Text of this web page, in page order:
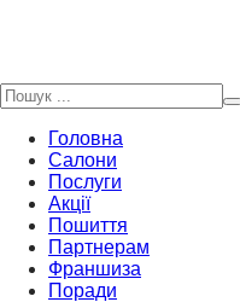
Головна
Салони
Послуги
Акції
Пошиття
Партнерам
Франшиза
Поради